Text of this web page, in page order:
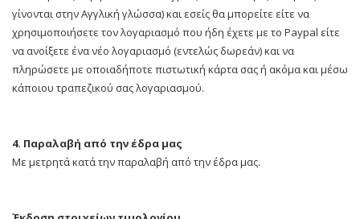
γίνονται στην Αγγλική γλώσσα) και εσείς θα μπορείτε είτε να
χρησιμοποιήσετε τον λογαριασμό που ήδη έχετε με το Paypal είτε
να ανοίξετε ένα νέο λογαριασμό (εντελώς δωρεάν) και να
πληρώσετε με οποιαδήποτε πιστωτική κάρτα σας ή ακόμα και μέσω
κάποιου τραπεζικού σας λογαριασμού.
4. Παραλαβή από την έδρα μας
Με μετρητά κατά την παραλαβή από την έδρα μας.